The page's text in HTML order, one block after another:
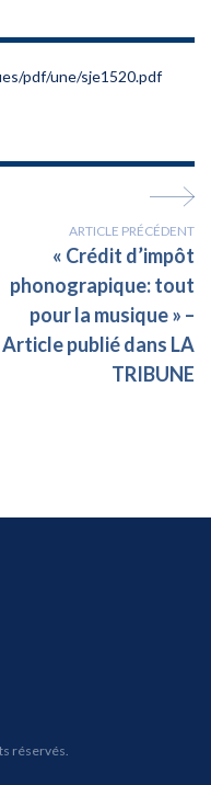
pdf/une/sje1520.pdf
ARTICLE PRÉCÉDENT
« Crédit d’impôt
phonograpique: tout
pour la musique » –
Article publié dans LA
TRIBUNE
réservés.